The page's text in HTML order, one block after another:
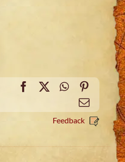
Facebook
X WhatsApp
Email
Feedback